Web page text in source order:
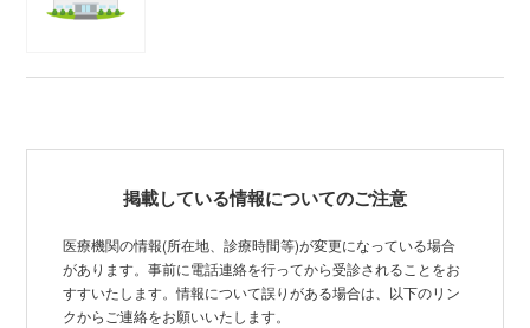
掲載している情報についてのご注意
医療機関の情報(所在地、診療時間等)が変更になっている場合
があります。事前に電話連絡を行ってから受診されることをお
すすいたします。情報について誤りがある場合は、以下のリン
クからご連絡をお願いいたします。